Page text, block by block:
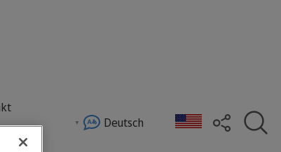
Deutsch
und bietet umfassende E-Learning-